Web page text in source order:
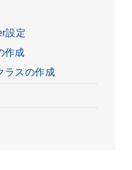
設定
作成
ラスの作成